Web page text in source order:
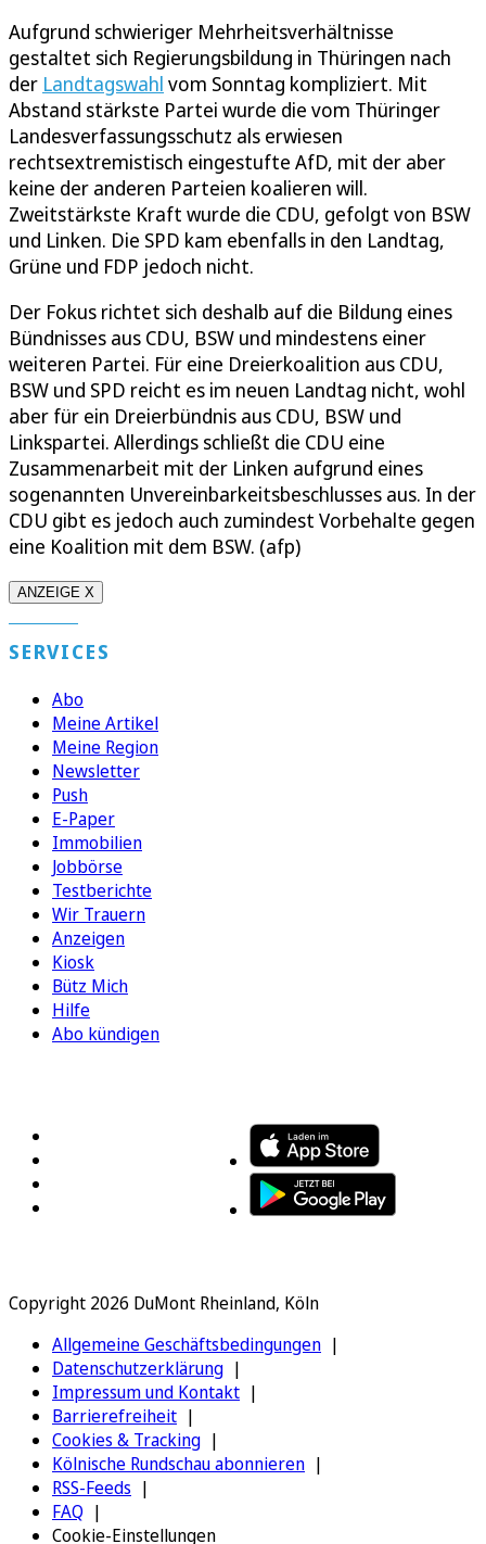
Aufgrund schwieriger Mehrheitsverhältnisse
gestaltet sich Regierungsbildung in Thüringen nach
der Landtagswahl vom Sonntag kompliziert. Mit
Abstand stärkste Partei wurde die vom Thüringer
Landesverfassungsschutz als erwiesen
rechtsextremistisch eingestufte AfD, mit der aber
keine der anderen Parteien koalieren will.
Zweitstärkste Kraft wurde die CDU, gefolgt von BSW
und Linken. Die SPD kam ebenfalls in den Landtag,
Grüne und FDP jedoch nicht.
Der Fokus richtet sich deshalb auf die Bildung eines
Bündnisses aus CDU, BSW und mindestens einer
weiteren Partei. Für eine Dreierkoalition aus CDU,
BSW und SPD reicht es im neuen Landtag nicht, wohl
aber für ein Dreierbündnis aus CDU, BSW und
Linkspartei. Allerdings schließt die CDU eine
Zusammenarbeit mit der Linken aufgrund eines
sogenannten Unvereinbarkeitsbeschlusses aus. In der
CDU gibt es jedoch auch zumindest Vorbehalte gegen
eine Koalition mit dem BSW. (afp)
ANZEIGE X
SERVICES
Abo
Meine Artikel
Meine Region
Newsletter
Push
E-Paper
Immobilien
Jobbörse
Testberichte
Wir Trauern
Anzeigen
Kiosk
Bütz Mich
Hilfe
Abo kündigen
Copyright 2026 DuMont Rheinland, Köln
Allgemeine Geschäftsbedingungen
Datenschutzerklärung
Impressum und Kontakt
Barrierefreiheit
Cookies & Tracking
Kölnische Rundschau abonnieren
RSS-Feeds
FAQ
Cookie-Einstellungen